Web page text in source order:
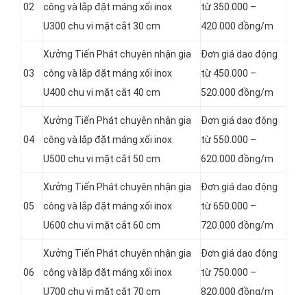
02
công và lắp đặt máng xối inox
U300 chu vi mặt cắt 30 cm
từ 350.000 –
420.000 đồng/m
03
Xưởng Tiến Phát chuyên nhận gia
công và lắp đặt máng xối inox
U400 chu vi mặt cắt 40 cm
Đơn giá dao động
từ 450.000 –
520.000 đồng/m
04
Xưởng Tiến Phát chuyên nhận gia
công và lắp đặt máng xối inox
U500 chu vi mặt cắt 50 cm
Đơn giá dao động
từ 550.000 –
620.000 đồng/m
05
Xưởng Tiến Phát chuyên nhận gia
công và lắp đặt máng xối inox
U600 chu vi mặt cắt 60 cm
Đơn giá dao động
từ 650.000 –
720.000 đồng/m
06
Xưởng Tiến Phát chuyên nhận gia
công và lắp đặt máng xối inox
U700 chu vi mặt cắt 70 cm
Đơn giá dao động
từ 750.000 –
820.000 đồng/m